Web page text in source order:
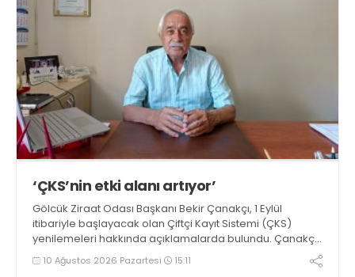
‘ÇKS’nin etki alanı artıyor’
Gölcük Ziraat Odası Başkanı Bekir Çanakçı, 1 Eylül
itibariyle başlayacak olan Çiftçi Kayıt Sistemi (ÇKS)
yenilemeleri hakkında açıklamalarda bulundu. Çanakçı,
“Çiftçi Kayıt Sistemi formatı, yaygınlaşması ve etki alanı
her yıl artarak devam etmektedir” dedi
10 Ağustos 2026 Pazartesi 15:11